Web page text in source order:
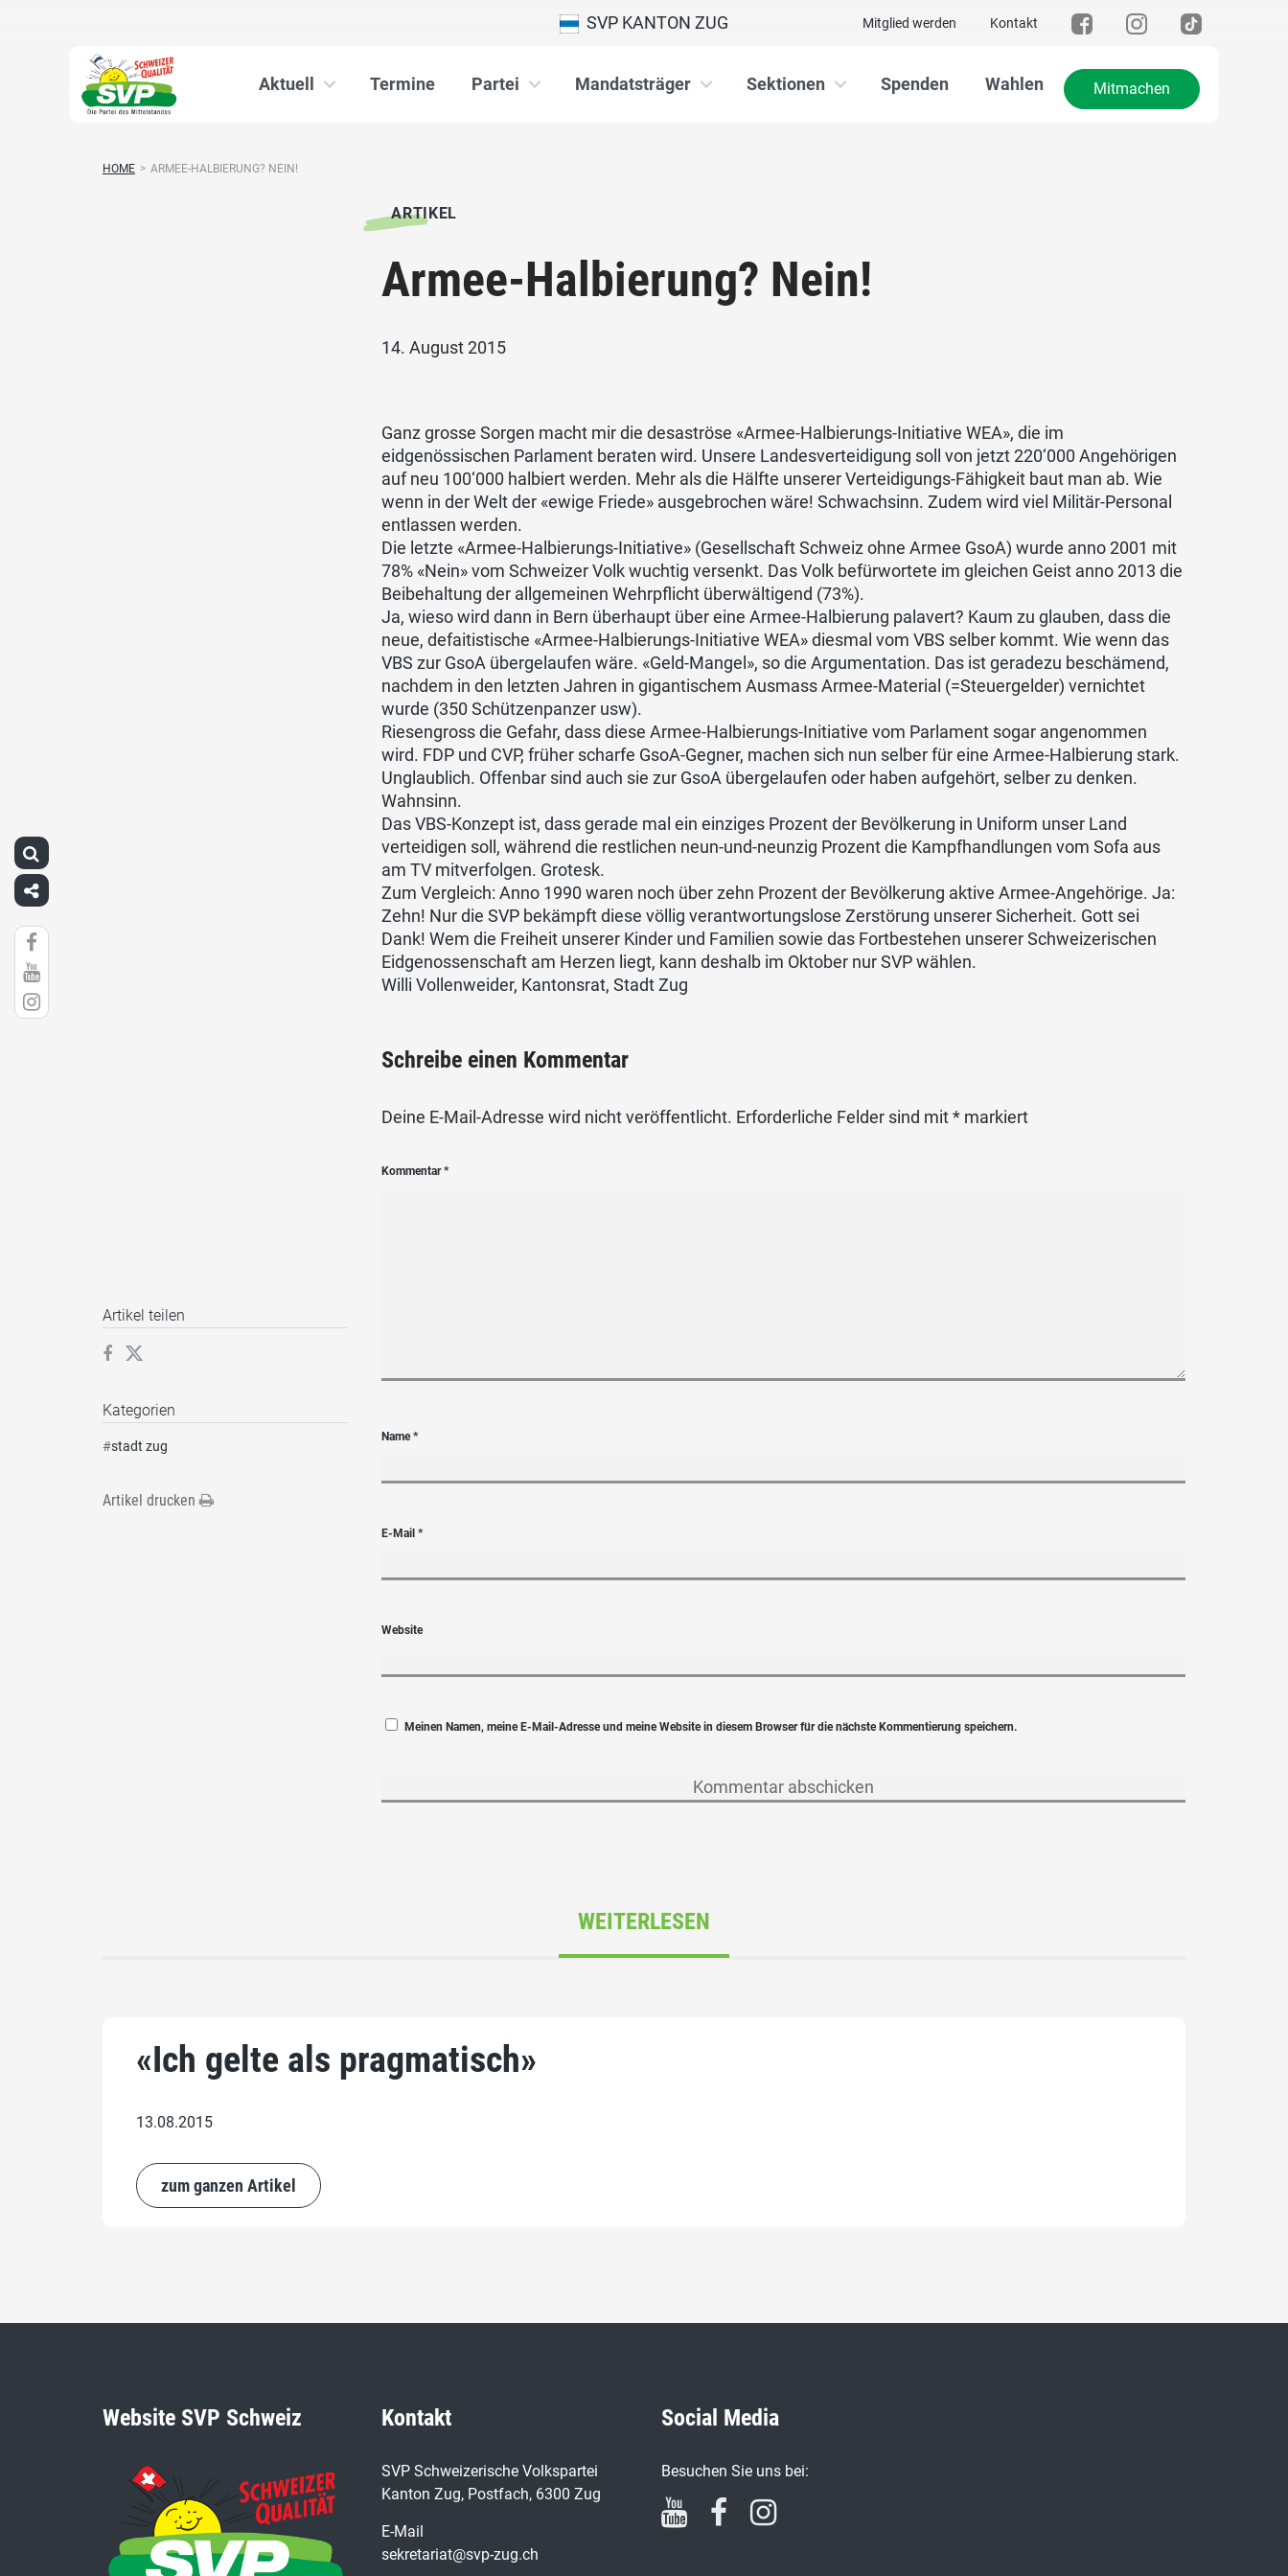
Mitglied werden Kontakt
SVP KANTON ZUG
Aktuell Termine Partei Mandatsträger Sektionen Spenden Wahlen Mitmachen
HOME > ARMEE-HALBIERUNG? NEIN!
ARTIKEL
Armee-Halbierung? Nein!
14. August 2015
Ganz grosse Sorgen macht mir die desaströse «Armee-Halbierungs-Initiative WEA», die im
eidgenössischen Parlament beraten wird. Unsere Landesverteidigung soll von jetzt 220‘000 Angehörigen
auf neu 100‘000 halbiert werden. Mehr als die Hälfte unserer Verteidigungs-Fähigkeit baut man ab. Wie
wenn in der Welt der «ewige Friede» ausgebrochen wäre! Schwachsinn. Zudem wird viel Militär-Personal
entlassen werden.
Die letzte «Armee-Halbierungs-Initiative» (Gesellschaft Schweiz ohne Armee GsoA) wurde anno 2001 mit
78% «Nein» vom Schweizer Volk wuchtig versenkt. Das Volk befürwortete im gleichen Geist anno 2013 die
Beibehaltung der allgemeinen Wehrpflicht überwältigend (73%).
Ja, wieso wird dann in Bern überhaupt über eine Armee-Halbierung palavert? Kaum zu glauben, dass die
neue, defaitistische «Armee-Halbierungs-Initiative WEA» diesmal vom VBS selber kommt. Wie wenn das
VBS zur GsoA übergelaufen wäre. «Geld-Mangel», so die Argumentation. Das ist geradezu beschämend,
nachdem in den letzten Jahren in gigantischem Ausmass Armee-Material (=Steuergelder) vernichtet
wurde (350 Schützenpanzer usw).
Riesengross die Gefahr, dass diese Armee-Halbierungs-Initiative vom Parlament sogar angenommen
wird. FDP und CVP, früher scharfe GsoA-Gegner, machen sich nun selber für eine Armee-Halbierung stark.
Unglaublich. Offenbar sind auch sie zur GsoA übergelaufen oder haben aufgehört, selber zu denken.
Wahnsinn.
Das VBS-Konzept ist, dass gerade mal ein einziges Prozent der Bevölkerung in Uniform unser Land
verteidigen soll, während die restlichen neun-und-neunzig Prozent die Kampfhandlungen vom Sofa aus
am TV mitverfolgen. Grotesk.
Zum Vergleich: Anno 1990 waren noch über zehn Prozent der Bevölkerung aktive Armee-Angehörige. Ja:
Zehn! Nur die SVP bekämpft diese völlig verantwortungslose Zerstörung unserer Sicherheit. Gott sei
Dank! Wem die Freiheit unserer Kinder und Familien sowie das Fortbestehen unserer Schweizerischen
Eidgenossenschaft am Herzen liegt, kann deshalb im Oktober nur SVP wählen.
Willi Vollenweider, Kantonsrat, Stadt Zug
Schreibe einen Kommentar
Deine E-Mail-Adresse wird nicht veröffentlicht. Erforderliche Felder sind mit* markiert
Kommentar*
Name*
E-Mail*
Website
Meinen Namen, meine E-Mail-Adresse und meine Website in diesem Browser für die nächste Kommentierung speichern.
Artikel teilen
Kategorien
#stadt zug
Artikel drucken
WEITERLESEN
«Ich gelte als pragmatisch»
13.08.2015
zum ganzen Artikel
Website SVP Schweiz Kontakt
SVP Schweizerische Volkspartei
Kanton Zug, Postfach, 6300 Zug
E-Mail
sekretariat@svp-zug.ch
Social Media
Besuchen Sie uns bei: